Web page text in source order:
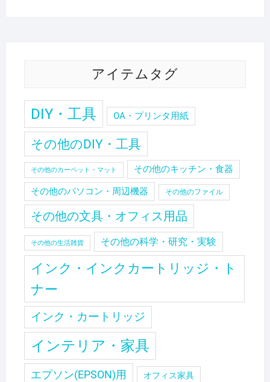
アイテムタグ
DIY・工具 OA・プリンタ用紙
その他のDIY・工具
その他のカーペット・マット その他のキッチン・食器
その他のパソコン・周辺機器 その他のファイル
その他の文具・オフィス用品
その他の生活雑貨 その他の科学・研究・実験
インク・インクカートリッジ・ト
ナー
インク・カートリッジ
インテリア・家具
エプソン(EPSON)用 オフィス家具